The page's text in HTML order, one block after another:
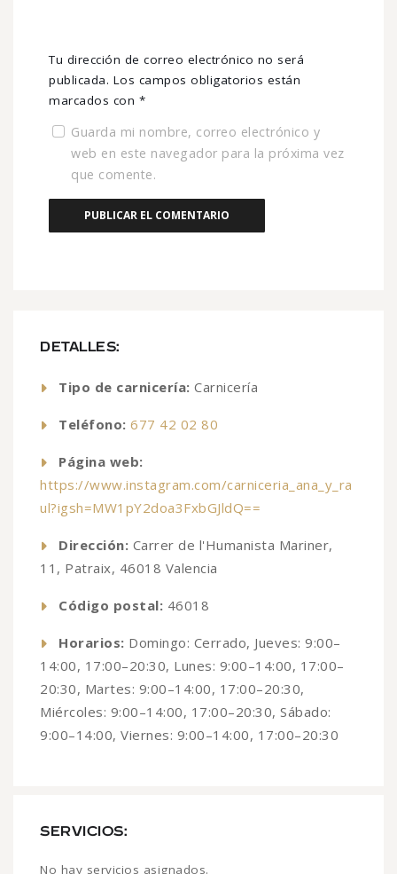
DETALLES:
Tipo de carnicería: Carnicería
Teléfono: 677 42 02 80
Página web:
https://www.instagram.com/carniceria_ana_y_ra
ul?igsh=MW1pY2doa3FxbGJldQ==
Dirección: Carrer de l'Humanista Mariner,
11, Patraix, 46018 Valencia
Código postal: 46018
Horarios: Domingo: Cerrado, Jueves: 9:00–
14:00, 17:00–20:30, Lunes: 9:00–14:00, 17:00–
20:30, Martes: 9:00–14:00, 17:00–20:30,
Miércoles: 9:00–14:00, 17:00–20:30, Sábado:
9:00–14:00, Viernes: 9:00–14:00, 17:00–20:30
SERVICIOS:
No hay servicios asignados.
Tu dirección de correo electrónico no será
publicada. Los campos obligatorios están
marcados con *
Guarda mi nombre, correo electrónico y
web en este navegador para la próxima vez
que comente.